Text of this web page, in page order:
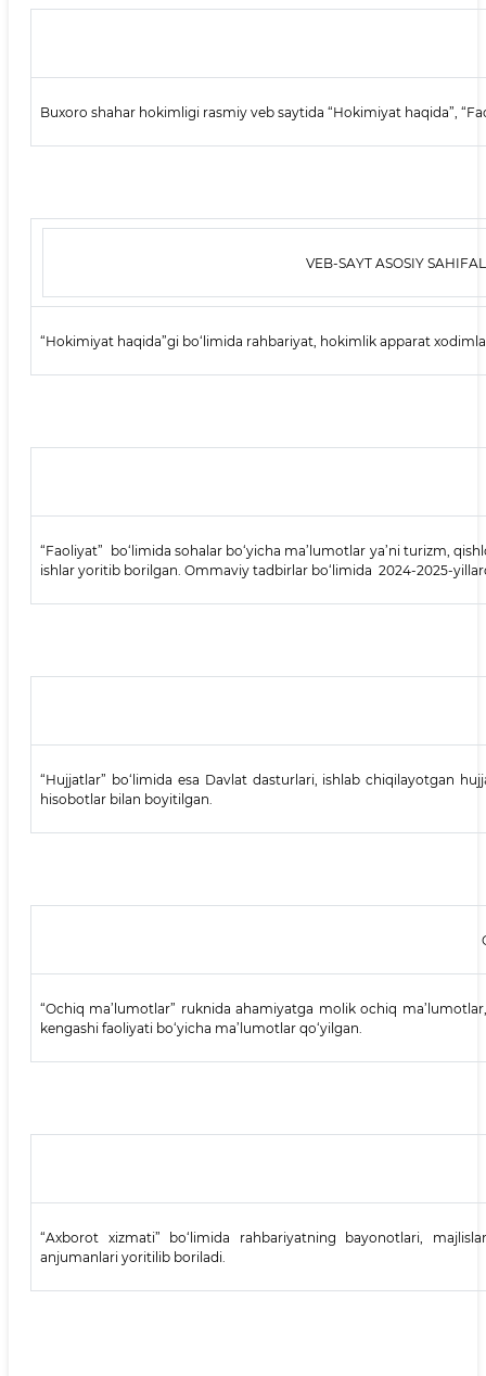
Buxoro shahar hokimligi rasmiy veb saytida “Hokimiyat haqida”,
VEB-SAYT ASOSIY
“Hokimiyat haqida”gi bo‘limida rahbariyat, hokimlik apparat
“Faoliyat” bo‘limida sohalar bo‘yicha ma’lumotlar ya’ni turizm,
ishlar yoritib borilgan. Ommaviy tadbirlar bo‘limida 2024-2025-
“Hujjatlar” bo‘limida esa Davlat dasturlari, ishlab chiqilayotgan
hisobotlar bilan boyitilgan.
“Ochiq ma’lumotlar” ruknida ahamiyatga molik ochiq
kengashi faoliyati bo‘yicha ma’lumotlar qo‘yilgan.
“Axborot xizmati” bo‘limida rahbariyatning bayonotlari,
anjumanlari yoritilib boriladi.